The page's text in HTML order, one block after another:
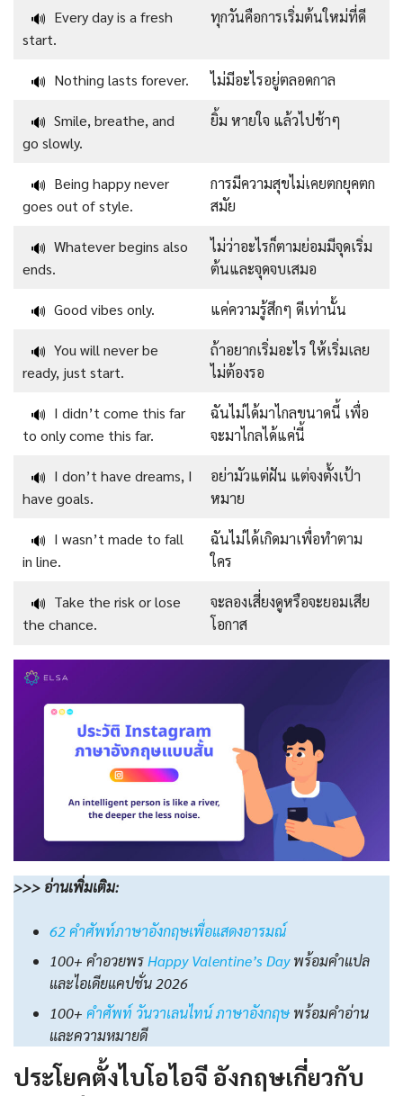
🔊 Every day is a fresh
start.
ทุกวันคือการเริ่มต้นใหม่ที่ดี
🔊 Nothing lasts forever. ไม่มีอะไรอยู่ตลอดกาล
🔊 Smile, breathe, and
go slowly.
ยิ้ม หายใจ แล้วไปช้าๆ
🔊 Being happy never
goes out of style.
การมีความสุขไม่เคยตกยุคตก
สมัย
🔊 Whatever begins also
ends.
ไม่ว่าอะไรก็ตามย่อมมีจุดเริ่ม
ต้นและจุดจบเสมอ
🔊 Good vibes only. แค่ความรู้สึกๆ ดีเท่านั้น
🔊 You will never be
ready, just start.
ถ้าอยากเริ่มอะไร ให้เริ่มเลย
ไม่ต้องรอ
🔊 I didn’t come this far
to only come this far.
ฉันไม่ได้มาไกลขนาดนี้ เพื่อ
จะมาไกลได้แค่นี้
🔊 I don’t have dreams, I
have goals.
อย่ามัวแต่ฝัน แต่จงตั้งเป้า
หมาย
🔊 I wasn’t made to fall
in line.
ฉันไม่ได้เกิดมาเพื่อทําตาม
ใคร
🔊 Take the risk or lose
the chance.
จะลองเสี่ยงดูหรือจะยอมเสีย
โอกาส
>>> อ่านเพิ่มเติม:
62 คำศัพท์ภาษาอังกฤษเพื่อแสดงอารมณ์
100+ คำอวยพรHappy Valentine’s Dayพร้อมคำแปล
และไอเดียแคปชั่น 2026
100+ คําศัพท์ วันวาเลนไทน์ ภาษาอังกฤษพร้อมคําอ่าน
และความหมายดี
ประโยคตั้งไบโอไอจี อังกฤษเกี่ยวกับ